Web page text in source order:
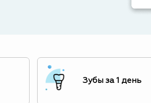
Зубы за 1 день